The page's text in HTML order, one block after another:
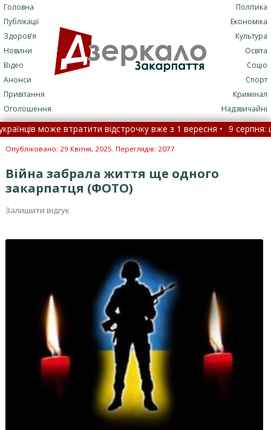
Головна
Публікації
Здоров’я
Новини
Відео
Анонси
Привітання
Оголошення
Політика
Економіка
Культура
Освіта
Соціо
Спорт
Кримінал
Надзвичайні
може втратити відстрочку вже з 1 вересня • 9 серпня: це
з туями: важливі поради•
Опубліковано: 29 Квітня, 2025. Переглядів: 2077
Війна забрала життя ще одного
закарпатця (ФОТО)
Залишити відгук